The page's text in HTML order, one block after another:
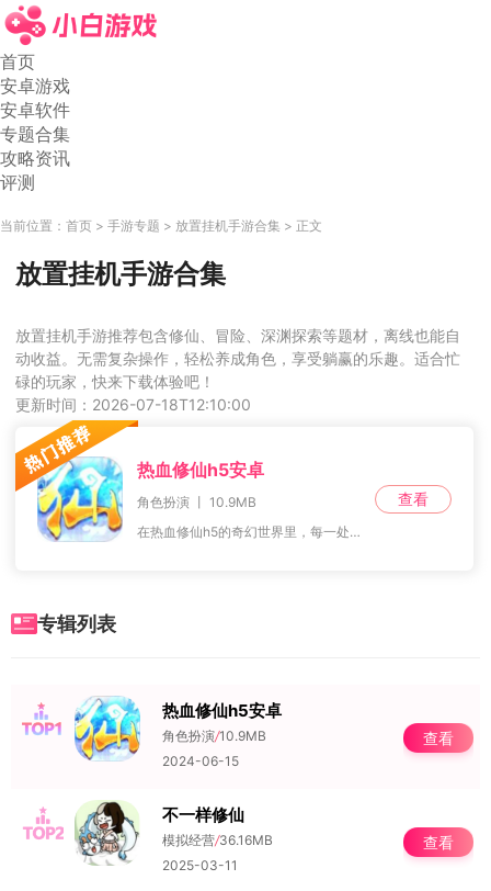
首页
安卓游戏
安卓软件
专题合集
攻略资讯
评测
当前位置： 首页 手游专题 放置挂机手游合集 正文
放置挂机手游合集
放置挂机手游推荐包含修仙、冒险、深渊探索等题材，离线也能自
动收益。无需复杂操作，轻松养成角色，享受躺赢的乐趣。适合忙
碌的玩家，快来下载体验吧！
更新时间：2026-07-18T12:10:00
热血修仙h5安卓
角色扮演 丨 10.9MB
在热血修仙h5的奇幻世界里，每一处都弥漫着浪漫的气息，这种氛围如同春风拂面，悄然渗透到每一个角落。一旦你登录进入游戏，这股气息便会立刻将你包围，让你仿佛置身于
查看
专辑列表
NO.1 热血修仙h5安卓
角色扮演/10.9MB
2024-06-15
查看
NO.2 不一样修仙
模拟经营/36.16MB
2025-03-11
查看